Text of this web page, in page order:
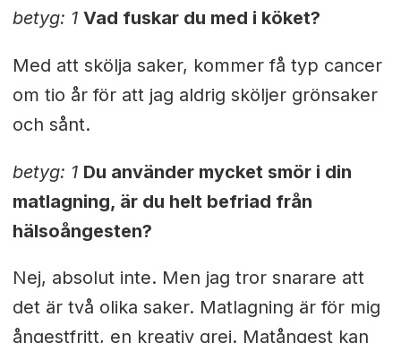
betyg: 1 Vad fuskar du med i köket?
Med att skölja saker, kommer få typ cancer
om tio år för att jag aldrig sköljer grönsaker
och sånt.
betyg: 1 Du använder mycket smör i din
matlagning, är du helt befriad från
hälsoångesten?
Nej, absolut inte. Men jag tror snarare att
det är två olika saker. Matlagning är för mig
ångestfritt, en kreativ grej. Matångest kan